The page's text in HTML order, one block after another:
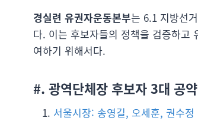
경실련 유권자운동본부는 6.1 지방선
다. 이는 후보자들의 정책을 검증하고
여하기 위해서다.
#. 광역단체장 후보자 3대 공
서울시장: 송영길, 오세훈, 권수정